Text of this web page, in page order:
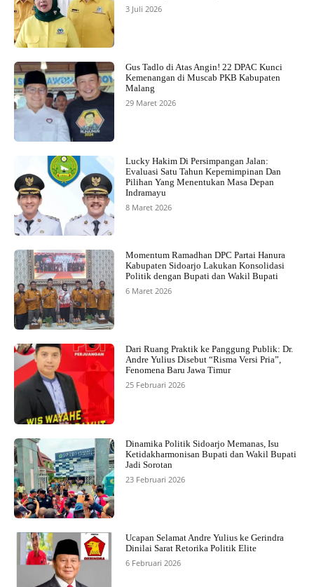
3 Juli 2026
Gus Tadlo di Atas Angin! 22 DPAC Kunci
Kemenangan di Muscab PKB Kabupaten
Malang
29 Maret 2026
Lucky Hakim Di Persimpangan Jalan:
Evaluasi Satu Tahun Kepemimpinan Dan
Pilihan Yang Menentukan Masa Depan
Indramayu
8 Maret 2026
Momentum Ramadhan DPC Partai Hanura
Kabupaten Sidoarjo Lakukan Konsolidasi
Politik dengan Bupati dan Wakil Bupati
6 Maret 2026
Dari Ruang Praktik ke Panggung Publik: Dr.
Andre Yulius Disebut “Risma Versi Pria”,
Fenomena Baru Jawa Timur
25 Februari 2026
Dinamika Politik Sidoarjo Memanas, Isu
Ketidakharmonisan Bupati dan Wakil Bupati
Jadi Sorotan
23 Februari 2026
Ucapan Selamat Andre Yulius ke Gerindra
Dinilai Sarat Retorika Politik Elite
6 Februari 2026